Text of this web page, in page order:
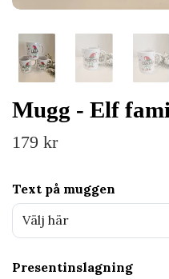
Mugg - Elf
179 kr
Text på muggen
Välj här
Presentinslagning